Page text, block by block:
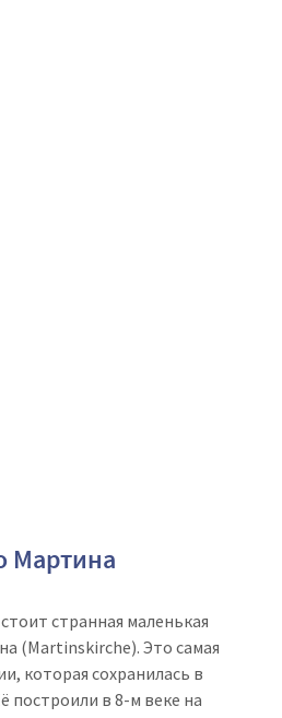
Мартина
странная маленькая
(Martinskirche). Это самая
которая сохранилась в
построили в 8-м веке на